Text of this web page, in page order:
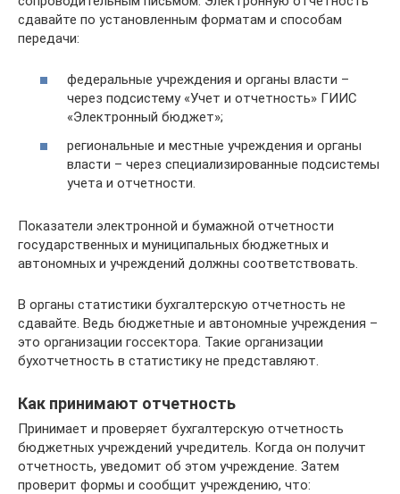
сдавайте по установленным форматам и способам
передачи:
федеральные учреждения и органы власти –
через подсистему «Учет и отчетность» ГИИС
«Электронный бюджет»;
региональные и местные учреждения и органы
власти – через специализированные подсистемы
учета и отчетности.
Показатели электронной и бумажной отчетности
государственных и муниципальных бюджетных и
автономных и учреждений должны соответствовать.
В органы статистики бухгалтерскую отчетность не
сдавайте. Ведь бюджетные и автономные учреждения –
это организации госсектора. Такие организации
бухотчетность в статистику не представляют.
Как принимают отчетность
Принимает и проверяет бухгалтерскую отчетность
бюджетных учреждений учредитель. Когда он получит
отчетность, уведомит об этом учреждение. Затем
проверит формы и сообщит учреждению, что: